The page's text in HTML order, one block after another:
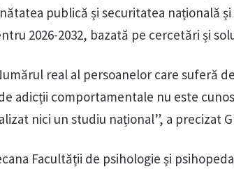
publică și securitatea națională
2026-2032, bazată pe cercetări și
real al persoanelor care suferă
adicții comportamentale nu este
nici un studiu național”, a precizat
Facultății de psihologie și